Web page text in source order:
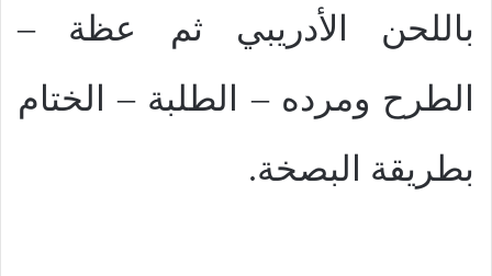
باللحن الأدريبي ثم عظة –
الطرح ومرده – الطلبة – الختام
بطريقة البصخة.